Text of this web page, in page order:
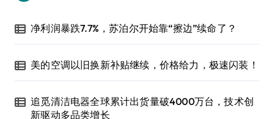
净利润暴跌7.7%，苏泊尔开始靠“擦边”续命了？
美的空调以旧换新补贴继续，价格给力，极速闪装！
追觅清洁电器全球累计出货量破4000万台，技术创
新驱动多品类增长